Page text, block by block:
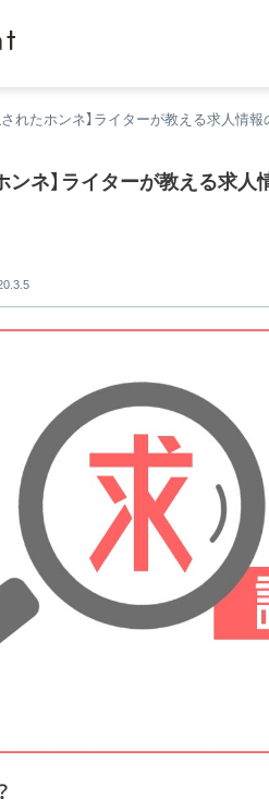
されたホンネ】ライターが教える求人情
ンネ】ライターが教える求